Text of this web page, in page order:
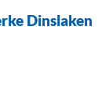
Dinslaken